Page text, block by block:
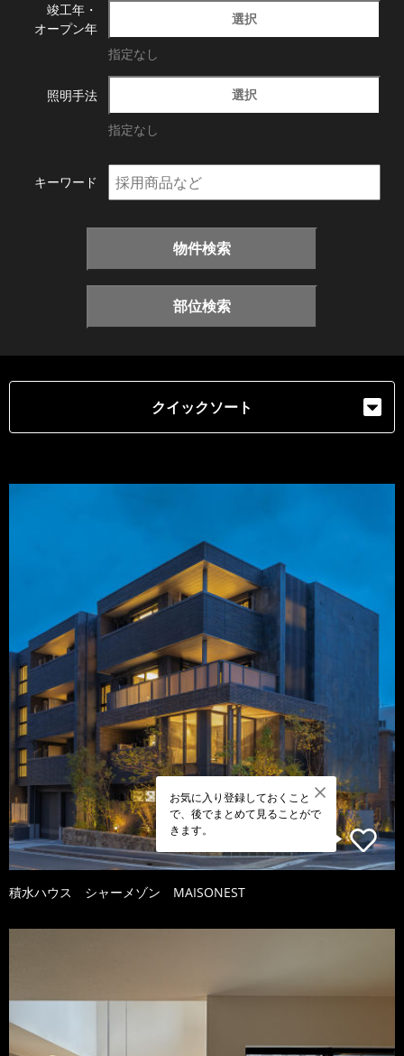
竣工年・
オープン年
選択
指定なし
照明手法 選択
指定なし
キーワード
物件検索
部位検索
クイックソート
お気に入り登録しておくこと
で、後でまとめて見ることがで
きます。
積水ハウス シャーメゾン MAISONEST